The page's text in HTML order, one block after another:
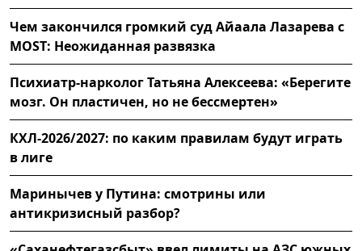
Чем закончился громкий суд Айаала Лазарева с
MOST: Неожиданная развязка
Психиатр-нарколог Татьяна Алексеева: «Берегите
мозг. Он пластичен, но не бессмертен»
КХЛ-2026/2027: по каким правилам будут играть
в лиге
Маринычев у Путина: смотрины или
антикризисный разбор?